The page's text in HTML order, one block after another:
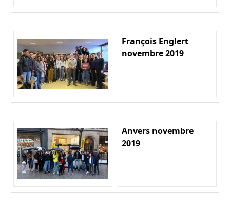
François Englert
novembre 2019
Anvers novembre
2019